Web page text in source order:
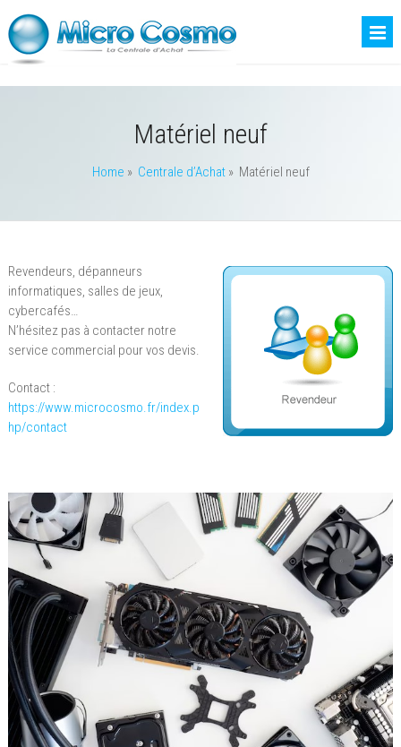
Matériel neuf
Home » Centrale d’Achat» Matériel neuf
Revendeurs, dépanneurs
informatiques, salles de jeux,
cybercafés…
N’hésitez pas à contacter notre
service commercial pour vos devis.
Contact :
https://www.microcosmo.fr/index.p
hp/contact